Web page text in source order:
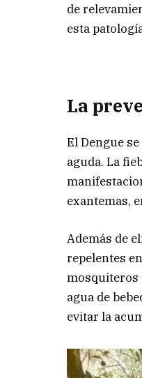
de
esta
La
El Dengue
aguda. La
exantemas,
Además de
repelentes
mosquiteros
agua de
evitar la